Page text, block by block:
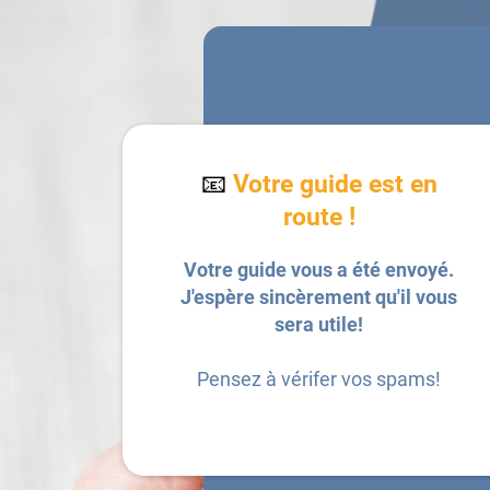
📧 Votre guide est en
route !
Votre guide vous a été envoyé.
J'espère sincèrement qu'il vous
sera utile!
Pensez à vérifer vos spams!